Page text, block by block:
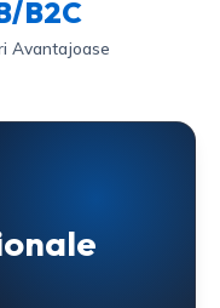
B2C
Avantajoase